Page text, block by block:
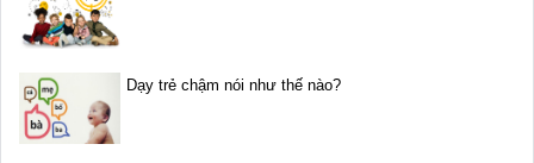
Dạy trẻ chậm nói như thế nào?